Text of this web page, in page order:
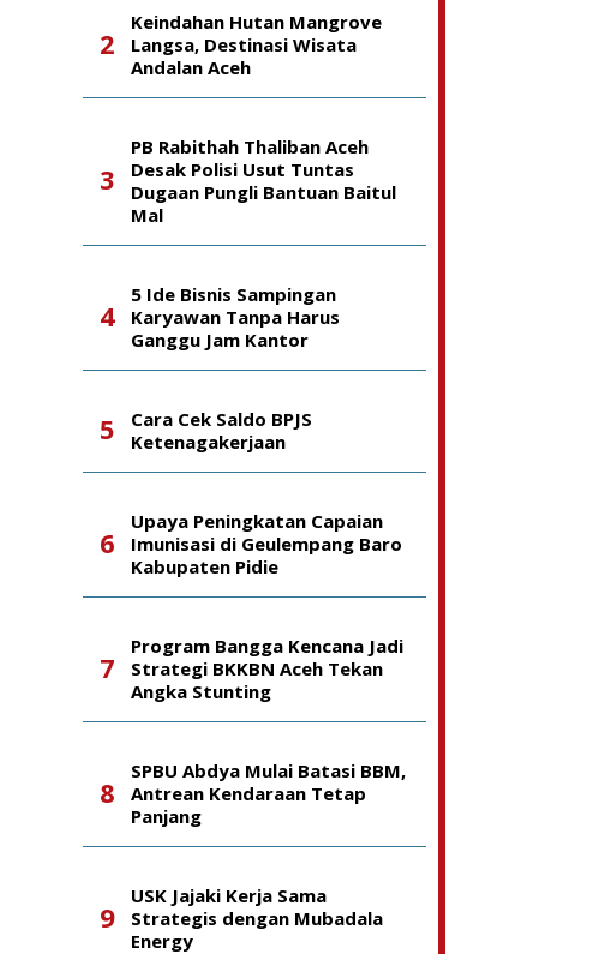
Keindahan Hutan Mangrove
Langsa, Destinasi Wisata
Andalan Aceh
PB Rabithah Thaliban Aceh
Desak Polisi Usut Tuntas
Dugaan Pungli Bantuan Baitul
Mal
5 Ide Bisnis Sampingan
Karyawan Tanpa Harus
Ganggu Jam Kantor
Cara Cek Saldo BPJS
Ketenagakerjaan
Upaya Peningkatan Capaian
Imunisasi di Geulempang Baro
Kabupaten Pidie
Program Bangga Kencana Jadi
Strategi BKKBN Aceh Tekan
Angka Stunting
SPBU Abdya Mulai Batasi BBM,
Antrean Kendaraan Tetap
Panjang
USK Jajaki Kerja Sama
Strategis dengan Mubadala
Energy